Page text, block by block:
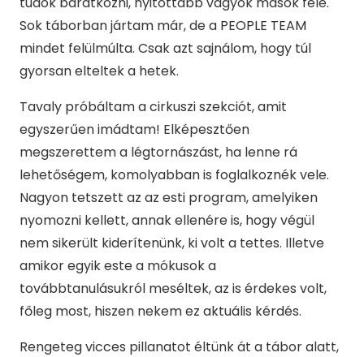
Sok táborban jártam már, de a PEOPLE TEAM
mindet felülmúlta. Csak azt sajnálom, hogy túl
gyorsan elteltek a hetek.
Tavaly próbáltam a cirkuszi szekciót, amit
egyszerűen imádtam! Elképesztően
megszerettem a légtornászást, ha lenne rá
lehetőségem, komolyabban is foglalkoznék vele.
Nagyon tetszett az az esti program, amelyiken
nyomozni kellett, annak ellenére is, hogy végül
nem sikerült kiderítenünk, ki volt a tettes. Illetve
amikor egyik este a mókusok a
továbbtanulásukról meséltek, az is érdekes volt,
főleg most, hiszen nekem ez aktuális kérdés.
Rengeteg vicces pillanatot éltünk át a tábor alatt,